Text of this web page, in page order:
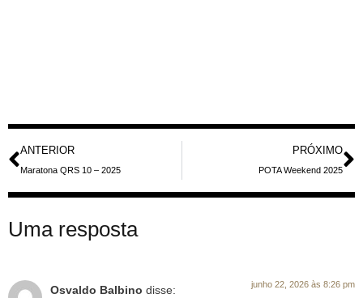
ANTERIOR
Maratona QRS 10 – 2025
PRÓXIMO
POTA Weekend 2025
Uma resposta
Osvaldo Balbino disse: junho 22, 2026 às 8:26 pm